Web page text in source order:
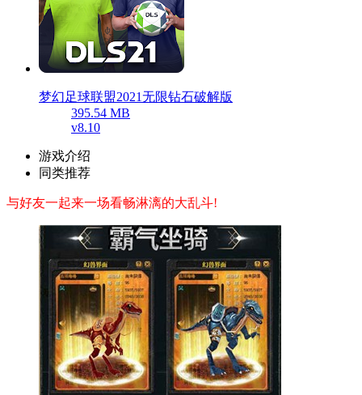
梦幻足球联盟2021无限钻石破解版
395.54 MB
v8.10
游戏介绍
同类推荐
与好友一起来一场看畅淋漓的大乱斗!